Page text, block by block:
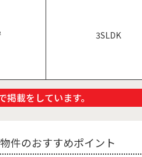
3SLDK
載をしています。
件のおすすめポイント